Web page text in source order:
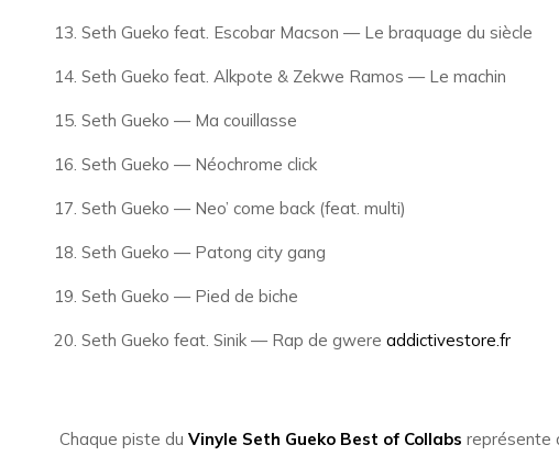
Seth Gueko feat. Escobar Macson — Le braquage du siècle
Seth Gueko feat. Alkpote & Zekwe Ramos — Le machin
Seth Gueko — Ma couillasse
Seth Gueko — Néochrome click
Seth Gueko — Neo’ come back (feat. multi)
Seth Gueko — Patong city gang
Seth Gueko — Pied de biche
Seth Gueko feat. Sinik — Rap de gwere addictivestore.fr
Chaque piste du Vinyle Seth Gueko Best of Collabs représente